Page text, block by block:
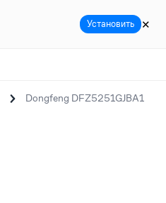
Dongfeng DFZ5251GJBA1
Установить ✕